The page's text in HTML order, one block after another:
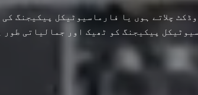
چلاتے ہوں یا فارماسیوٹیکل پیکیجنگ
پیکیجنگ کو ٹھیک اور جمالیاتی